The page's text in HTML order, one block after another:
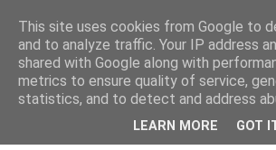
Briançon, Mont-
Vauban Unesco
This site uses cookies from Google to
and to analyze traffic. Your IP address
shared with Google along with
metrics to ensure quality of service,
statistics, and to detect and address
LEARN MORE GOT